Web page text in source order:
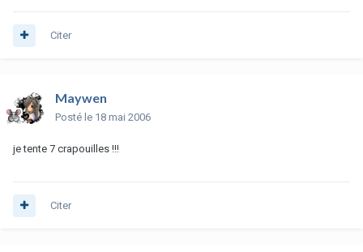
Citer
Maywen
Posté le 18 mai 2006
je tente 7 crapouilles !!!
Citer